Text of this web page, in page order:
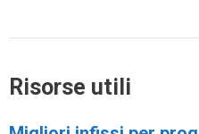
Risorse utili